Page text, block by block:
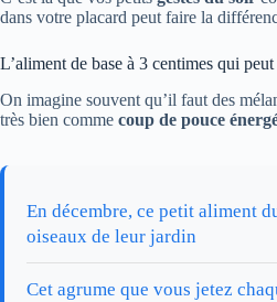
dans votre placard peut faire la
L’aliment de base à 3 centimes qui
On imagine souvent qu’il faut des
très bien comme coup de pouce
En décembre, ce petit aliment
oiseaux de leur jardin
Cet agrume que vous jetez